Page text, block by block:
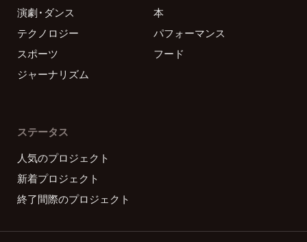
演劇・ダンス
本
テクノロジー
パフォーマンス
スポーツ
フード
ジャーナリズム
ステータス
人気のプロジェクト
新着プロジェクト
終了間際のプロジェクト